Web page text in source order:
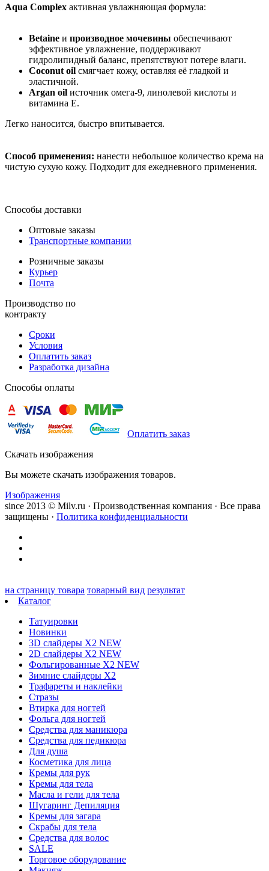
Aqua Complex активная увлажняющая формула:
Betaine и производное мочевины обеспечивают
эффективное увлажнение, поддерживают
гидролипидный баланс, препятствуют потере влаги.
Сoconut oil смягчает кожу, оставляя её гладкой и
эластичной.
Argan oil источник омега-9, линолевой кислоты и
витамина Е.
Легко наносится, быстро впитывается.
Способ применения: нанести небольшое количество крема на
чистую сухую кожу. Подходит для ежедневного применения.
Способы доставки
Оптовые заказы
Транспортные компании
Розничные заказы
Курьер
Почта
Производство по
контракту
Сроки
Условия
Оплатить заказ
Разработка дизайна
Способы оплаты
Оплатить заказ
Скачать изображения
Вы можете скачать изображения товаров.
Изображения
since 2013 © Milv.ru · Производственная компания · Все права
защищены · Политика конфиденциальности
на страницу товара товарный вид результат
Каталог
Татуировки
Новинки
3D слайдеры X2 NEW
2D слайдеры X2 NEW
Фольгированные X2 NEW
Зимние слайдеры Х2
Трафареты и наклейки
Стразы
Втирка для ногтей
Фольга для ногтей
Средства для маникюра
Средства для педикюра
Для душа
Косметика для лица
Кремы для рук
Кремы для тела
Масла и гели для тела
Шугаринг Депиляция
Кремы для загара
Скрабы для тела
Средства для волос
SALE
Торговое оборудование